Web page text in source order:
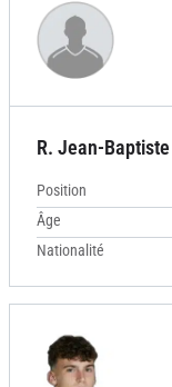
R. Jean-Baptiste
Position
Âge
Nationalité